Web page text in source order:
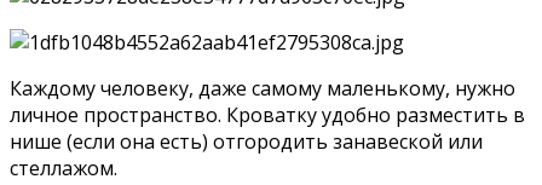
Каждому человеку, даже самому маленькому, нужно
личное пространство. Кроватку удобно разместить в
нише (если она есть) отгородить занавеской или
стеллажом.